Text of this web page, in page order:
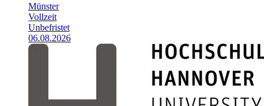
Münster
Vollzeit
Unbefristet
06.08.2026